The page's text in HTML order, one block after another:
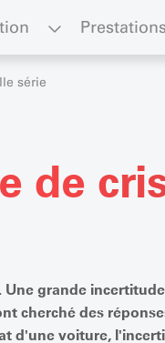
Prestations
série
de
grande
cherché des
d'une voiture,